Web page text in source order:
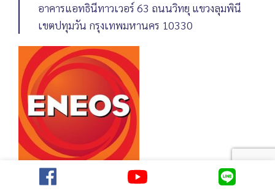
อาคารแอทธินีทาวเวอร์ 63 ถนนวิทยุ แขวงลุมพินี
เขตปทุมวัน กรุงเทพมหานคร 10330